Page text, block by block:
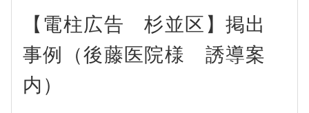
【電柱広告 杉並区】掲出
事例（後藤医院様 誘導案
内）